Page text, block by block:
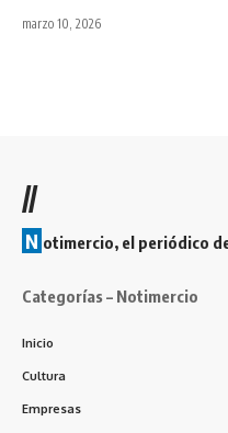
marzo 10, 2026
//
N otimercio, el periódico
Categorías – Notimercio
Inicio
Cultura
Empresas